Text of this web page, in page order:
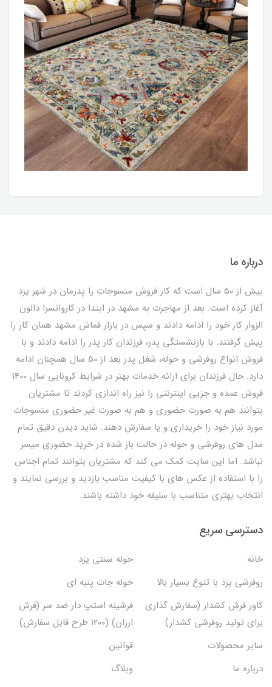
درباره ما
بیش از 50 سال است که کار فروش منسوجات را پدرمان در شهر یزد
آغاز کرده است. بعد از مهاجرت به مشهد در ابتدا در کاروانسرا دالون
الزوار کار خود را ادامه دادند و سپس در بازار قماش مشهد همان کار را
پیش گرفتند. با بازنشستگی پدر، فرزندان کار پدر را ادامه دادند و با
فروش انواع روفرشی و حوله، شغل پدر بعد از 50 سال همچنان ادامه
دارد. حال فرزندان برای ارائه خدمات بهتر در شرایط کرونایی سال 1400
فروش عمده و جزیی اینترنتی را نیز راه اندازی کردند تا مشتریان
بتوانند هم به صورت حضوری و هم به صورت غیر حضوری منسوجات
مورد نیاز خود را خریداری و یا سفارش دهند. شاید دیدن دقیق تمام
مدل های روفرشی و حوله در حالت باز شده در خرید حضوری میسر
نباشد. اما این سایت کمک می کند که مشتریان بتوانند تمام اجناس
را با استفاده از عکس های با کیفیت مناسب بازدید و بررسی نمایند و
انتخاب بهتری متناسب با سلیقه خود داشته باشند.
دسترسی سریع
خانه
حوله سنتی یزد
روفرشی یزد با تنوع بسیار بالا
حوله جات پنبه ای
کاور فرش کشدار (سفارش گذاری
برای تولید روفرشی کشدار)
فرشینه استپ دار ضد سر (فرش
ارزان) (۱۲۰۰ طرح قابل سفارش)
سایر محصولات
قوانین
درباره ما
وبلاگ